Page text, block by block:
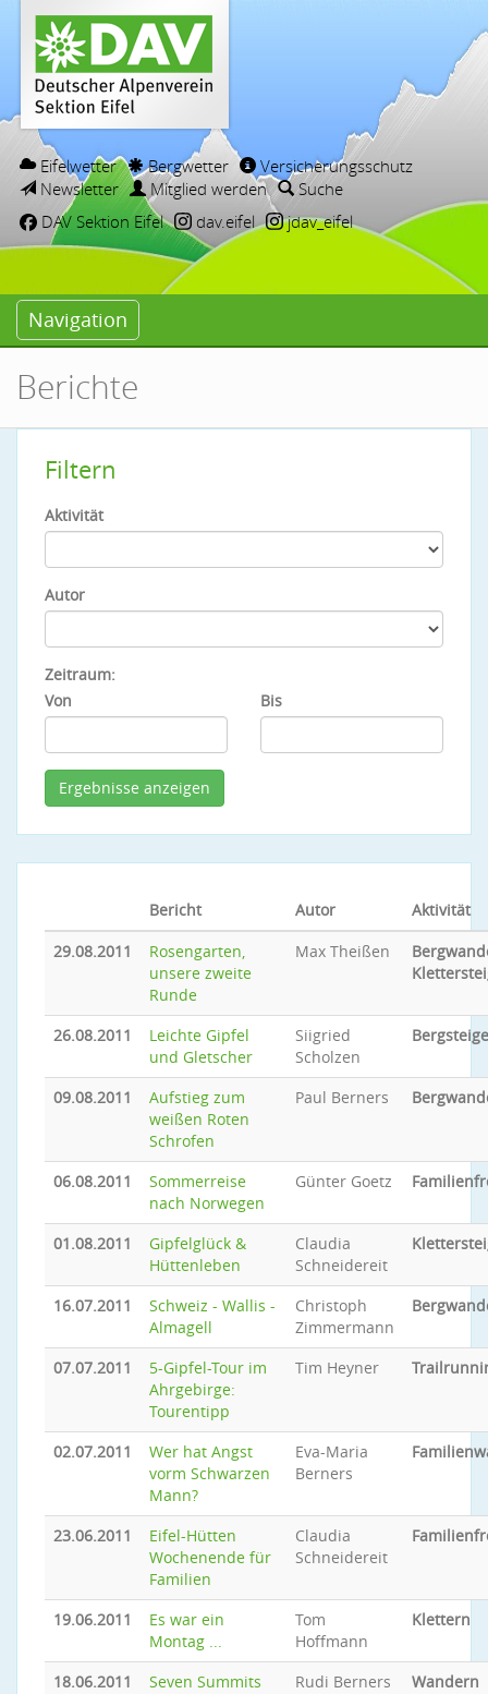
Eifelwetter Bergwetter
Versicherungsschutz
Newsletter
Mitglied werden
Suche
DAV Sektion Eifel
dav.eifel jdav_eifel
Navigation
Berichte
Filtern
Aktivität
Autor
Zeitraum:
Von
Bis
Bericht Autor
Aktivität
29.08.2011
Rosengarten,
unsere zweite
Runde
Max Theißen
26.08.2011
Leichte Gipfel
und Gletscher
Siigried
Scholzen
09.08.2011
Aufstieg zum
weißen Roten
Schrofen
Paul Berners
06.08.2011
Sommerreise
nach Norwegen
Günter Goetz
01.08.2011
Gipfelglück &
Hüttenleben
Claudia
Schneidereit
16.07.2011
Schweiz - Wallis -
Almagell
Christoph
Zimmermann
07.07.2011
5-Gipfel-Tour im
Ahrgebirge:
Tourentipp
Tim Heyner
02.07.2011
Wer hat Angst
vorm Schwarzen
Mann?
Eva-Maria
Berners
23.06.2011
Eifel-Hütten
Wochenende für
Familien
Claudia
Schneidereit
19.06.2011
Es war ein
Montag ...
Tom
Hoffmann
Klettern
18.06.2011
Seven Summits
Rudi Berners Wandern